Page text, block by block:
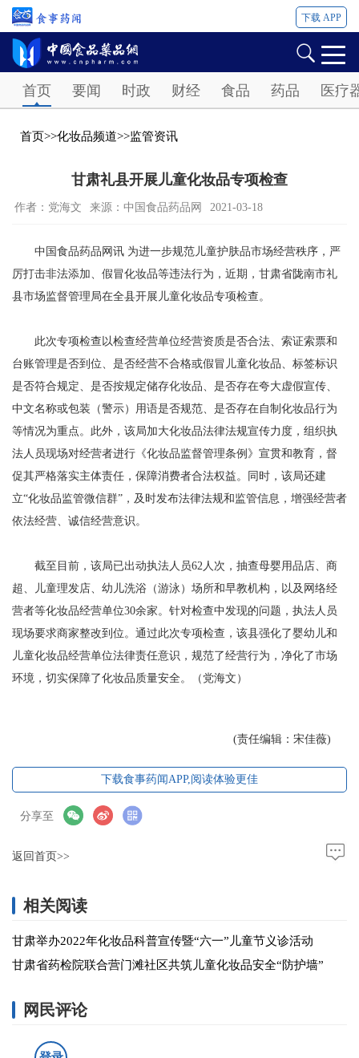
下载 APP
首页 要闻 时政 财经 食品 药品 医疗
首页>>化妆品频道>>监管资讯
甘肃礼县开展儿童化妆品专项检查
作者：党海文 来源：中国食品药品网 2021-03-18
中国食品药品网讯 为进一步规范儿童护肤品市场经营秩序，严
厉打击非法添加、假冒化妆品等违法行为，近期，甘肃省陇南市礼
县市场监督管理局在全县开展儿童化妆品专项检查。
此次专项检查以检查经营单位经营资质是否合法、索证索票和
台账管理是否到位、是否经营不合格或假冒儿童化妆品、标签标识
是否符合规定、是否按规定储存化妆品、是否存在夸大虚假宣传、
中文名称或包装（警示）用语是否规范、是否存在自制化妆品行为
等情况为重点。此外，该局加大化妆品法律法规宣传力度，组织执
法人员现场对经营者进行《化妆品监督管理条例》宣贯和教育，督
促其严格落实主体责任，保障消费者合法权益。同时，该局还建
立“化妆品监管微信群”，及时发布法律法规和监管信息，增强经营者
依法经营、诚信经营意识。
截至目前，该局已出动执法人员62人次，抽查母婴用品店、商
超、儿童理发店、幼儿洗浴（游泳）场所和早教机构，以及网络经
营者等化妆品经营单位30余家。针对检查中发现的问题，执法人员
现场要求商家整改到位。通过此次专项检查，该县强化了婴幼儿和
儿童化妆品经营单位法律责任意识，规范了经营行为，净化了市场
环境，切实保障了化妆品质量安全。（党海文）
(责任编辑：宋佳薇)
下载食事药闻APP,阅读体验更佳
分享至
返回首页>>
相关阅读
甘肃举办2022年化妆品科普宣传暨“六一”儿童节义诊活动
甘肃省药检院联合营门滩社区共筑儿童化妆品安全“防护墙”
网民评论